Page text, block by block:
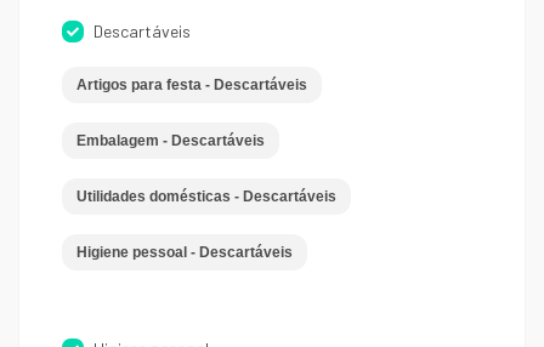
Descartáveis
Artigos para festa - Descartáveis
Embalagem - Descartáveis
Utilidades domésticas - Descartáveis
Higiene pessoal - Descartáveis